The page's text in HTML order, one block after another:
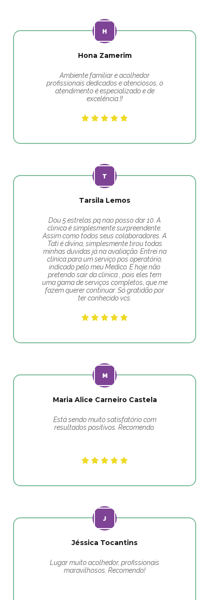
Hona Zamerim
Ambiente familiar e acolhedor
profissionais dedicados e atenciosos, o
atendimento é especializado e de
excelência.!!
Tarsila Lemos
Dou 5 estrelas pq nao posso dar 10. A
clinica é simplesmente surpreendente.
Assim como todos seus colaboradores. A
Tati é divina, simplesmente tirou todas
minhas duvidas já na avaliação. Entrei na
clínica para um serviço pos operatório,
indicado pelo meu Medico. E hoje não
pretendo sair da clinica , pois eles tem
uma gama de serviços completos, que me
fazem querer continuar. Só gratidão por
ter conhecido vcs.
Maria Alice Carneiro Castela
Está sendo muito satisfatório com
resultados positivos. Recomendo.
Jéssica Tocantins
Lugar muito acolhedor, profissionais
maravilhosos. Recomendo!